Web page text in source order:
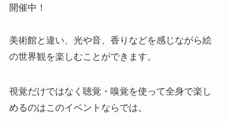
開催中！
美術館と違い、光や音、香りなどを感じながら絵
の世界観を楽しむことができます。
視覚だけではなく聴覚・嗅覚を使って全身で楽し
めるのはこのイベントならでは。